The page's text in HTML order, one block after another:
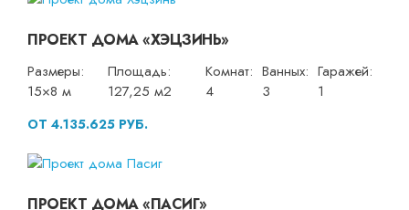
ПРОЕКТ ДОМА «ХЭЦЗИНЬ»
Размеры:
15×8 м
Площадь:
127,25 м2
Комнат:
4
Ванных:
3
Гаражей:
1
ОТ 4.135.625 РУБ.
ПРОЕКТ ДОМА «ПАСИГ»